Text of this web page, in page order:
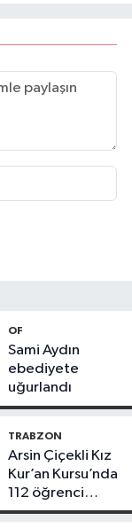
OF
Sami Aydın
ebediyete
uğurlandı
TRABZON
Arsin Çiçekli Kız
Kur’an Kursu’nda
112 öğrenci
icazet aldı